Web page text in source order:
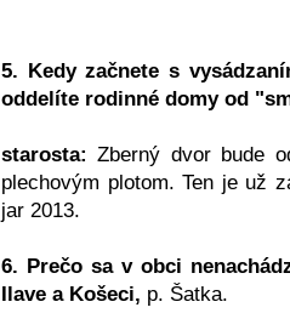
5. Kedy začnete s
oddelíte rodinné domy od
starosta:Zberný dvor bude
plechovým plotom. Ten je už
jar 2013.
6. Prečo sa v obci
Ilave a Košeci, p. Šatka.